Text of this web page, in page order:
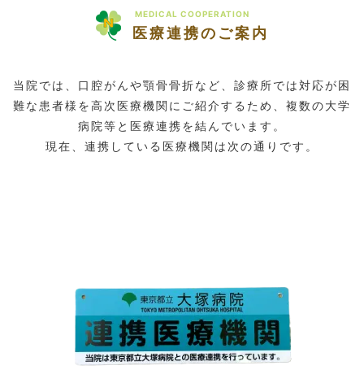
MEDICAL COOPERATION
医療連携のご案内
当院では、口腔がんや顎骨骨折など、診療所では対応が困
難な患者様を高次医療機関にご紹介するため、複数の大学
病院等と医療連携を結んでいます。
現在、連携している医療機関は次の通りです。